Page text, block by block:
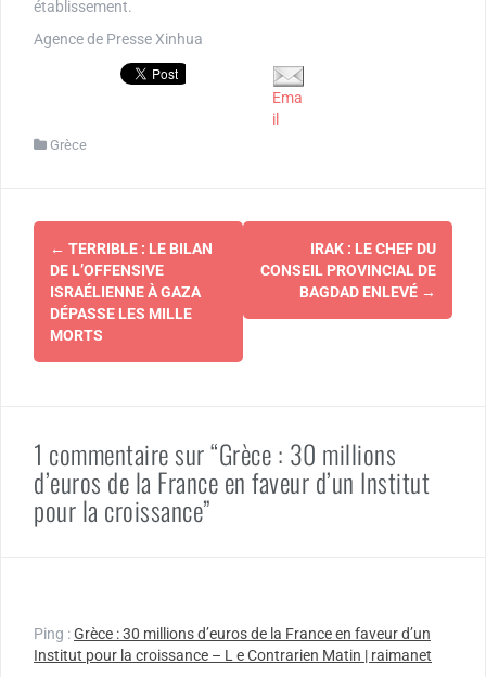
établissement.
Agence de Presse Xinhua
Ema
il
Grèce
Navigation
d'article
← TERRIBLE : LE BILAN
DE L’OFFENSIVE
ISRAÉLIENNE À GAZA
DÉPASSE LES MILLE
MORTS
IRAK : LE CHEF DU
CONSEIL PROVINCIAL DE
BAGDAD ENLEVÉ →
1 commentaire sur “Grèce : 30 millions
d’euros de la France en faveur d’un Institut
pour la croissance”
Ping :Grèce : 30 millions d’euros de la France en faveur d’un
Institut pour la croissance – L e Contrarien Matin | raimanet